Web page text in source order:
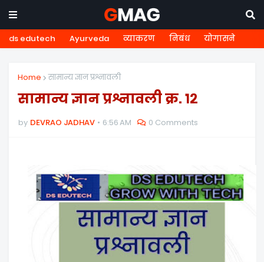
ds edutech Ayurveda व्याकरण निबंध योगासने
Home सामान्य ज्ञान प्रश्नावली
सामान्य ज्ञान प्रश्नावली क्र. १२
by DEVRAO JADHAV 6:56 AM 0 Comments